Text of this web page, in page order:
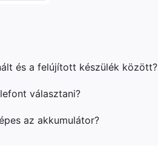
és a felújított készülék között?
választani?
az akkumulátor?